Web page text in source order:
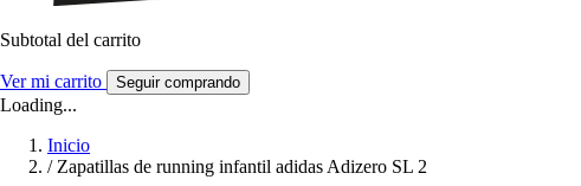
Subtotal del carrito
Ver mi carrito Seguir comprando
Loading...
Inicio
/ Zapatillas de running infantil adidas Adizero SL 2